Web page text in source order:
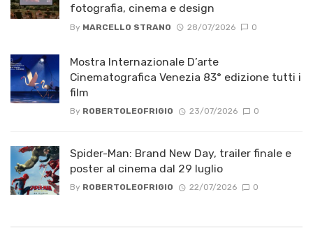
fotografia, cinema e design
By MARCELLO STRANO 28/07/2026 0
Mostra Internazionale D’arte
Cinematografica Venezia 83° edizione tutti i
film
By ROBERTOLEOFRIGIO 23/07/2026 0
Spider-Man: Brand New Day, trailer finale e
poster al cinema dal 29 luglio
By ROBERTOLEOFRIGIO 22/07/2026 0